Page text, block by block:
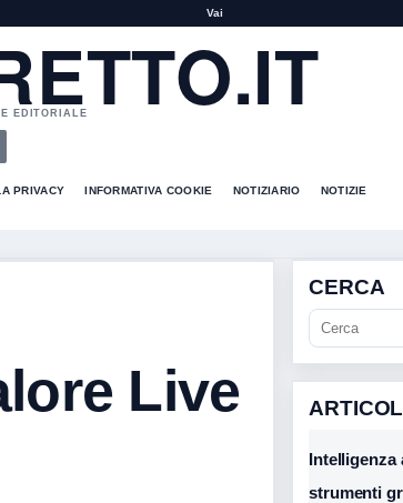
Vai
EDITORIALE
PRIVACY INFORMATIVA COOKIE NOTIZIARIO NOTIZIE
Live
CERCA
Intelligenza
strumenti